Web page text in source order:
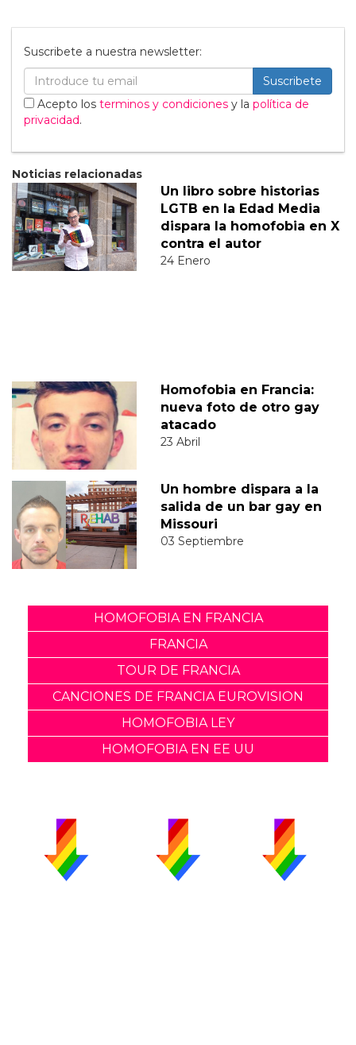
Suscribete a nuestra newsletter:
Suscribete
Acepto los terminos y condiciones y la política de
privacidad.
Noticias relacionadas
Un libro sobre historias
LGTB en la Edad Media
dispara la homofobia en X
contra el autor
24 Enero
Homofobia en Francia:
nueva foto de otro gay
atacado
23 Abril
Un hombre dispara a la
salida de un bar gay en
Missouri
03 Septiembre
HOMOFOBIA EN FRANCIA
FRANCIA
TOUR DE FRANCIA
CANCIONES DE FRANCIA EUROVISION
HOMOFOBIA LEY
HOMOFOBIA EN EE UU